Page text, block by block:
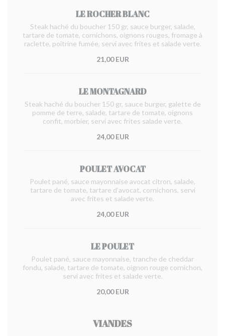
LE ROCHER BLANC
Steak haché du boucher 150 gr, sauce burger, salade,
tartare de tomate, cornichons, oignons rouges, fromage à
raclette, poitrine fumée, servi avec frites et salade verte.
21,00 EUR
LE MONTAGNARD
Steak haché du boucher 150 gr, sauce burger, galette de
pomme de terre, salade, tartare de tomate, oignons
confit, morbier, servi avec frites salade verte.
24,00 EUR
POULET AVOCAT
Poulet pané, sauce mayonnaise avocat citron, salade,
tartare de tomate, tartare d’avocat, cornichons, servi
avec frites et salade verte.
24,00 EUR
LE POULET
Poulet pané, sauce mayonnaise, tranche de cheddar
fondu, salade, tartare de tomate, oignon rouge cornichon,
servi avec frites et salade verte.
20,00 EUR
VIANDES